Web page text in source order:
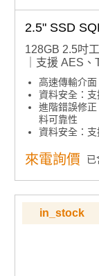
2.5" SSD
128GB 2.5吋
｜支援 AES
高速傳輸介
資料安全：
進階錯誤修
料可靠性
資料安全：
延長使用壽
智慧化管理
產品諮詢服務
來電詢價 已
in_stock